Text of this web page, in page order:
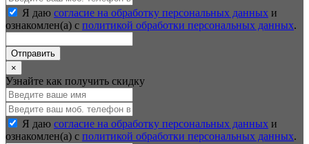
Я даю согласие на обработку персональных данных и
ознакомлен(а) с политикой обработки персональных данных.
Отправить
×
Узнайте как получить скидку
Я даю согласие на обработку персональных данных и
ознакомлен(а) с политикой обработки персональных данных.